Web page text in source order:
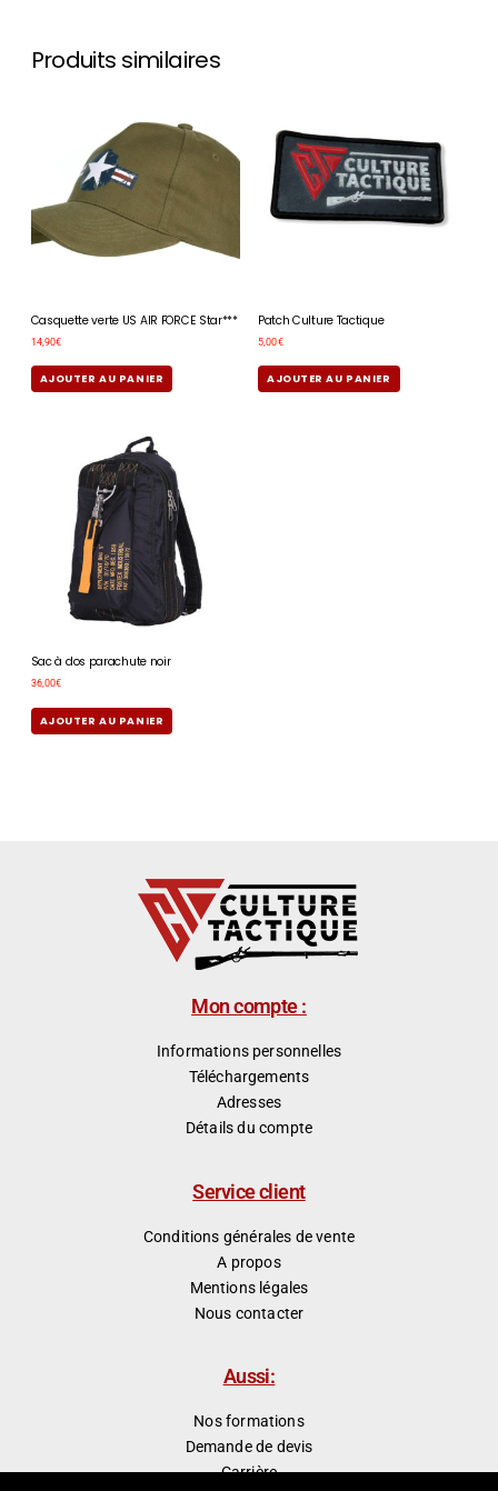
Produits similaires
Casquette verte US AIR FORCE Star***
14,90€
AJOUTER AU PANIER
Patch Culture Tactique
5,00€
AJOUTER AU PANIER
Sac à dos parachute noir
36,00€
AJOUTER AU PANIER
Mon compte :
Informations personnelles
Téléchargements
Adresses
Détails du compte
Service client
Conditions générales de vente
A propos
Mentions légales
Nous contacter
Aussi:
Nos formations
Demande de devis
Carrière